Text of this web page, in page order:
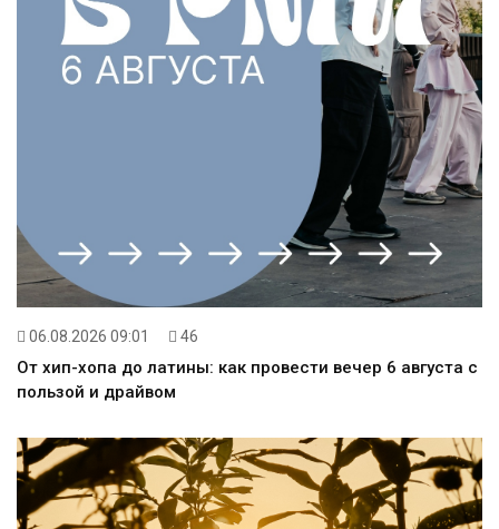
06.08.2026 09:01 46
От хип-хопа до латины: как провести вечер 6 августа с
пользой и драйвом